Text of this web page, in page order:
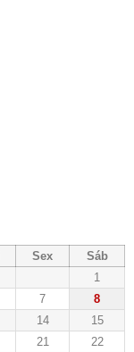
Sex
Sáb
1
7
8
14
15
21
22